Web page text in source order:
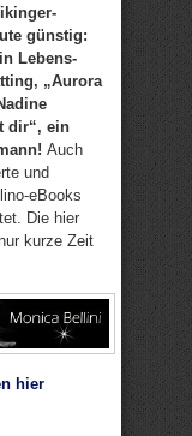
günstig:
Lebens-
„Aurora
dir“, ein
Auch
und
eBooks
Die hier
kurze Zeit
hier